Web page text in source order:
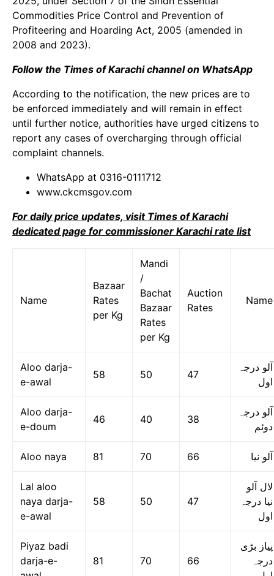
Commodities Price Control and Prevention of
Profiteering and Hoarding Act, 2005 (amended in
2008 and 2023).
Follow the Times of Karachi channel on WhatsApp
According to the notification, the new prices are to
be enforced immediately and will remain in effect
until further notice, authorities have urged citizens to
report any cases of overcharging through official
complaint channels.
WhatsApp at 0316-0111712
www.ckcmsgov.com
For daily price updates, visit Times of Karachi
dedicated page for commissioner Karachi rate list
Name
Bazaar
Rates
per Kg
Mandi
/
Bachat
Bazaar
Rates
per Kg
Auction
Rates
Name
Aloo darja-
e-awal
58 50 47
آلو درجہ
اول
Aloo darja-
e-doum
46 40 38
آلو درجہ
دوئم
Aloo naya 81 70 66 آلو نیا
Lal aloo
naya darja-
e-awal
58 50 47
لال آلو
نیا درجہ
اول
Piyaz badi
darja-e-
81 70 66
پیاز بڑی
درجہ